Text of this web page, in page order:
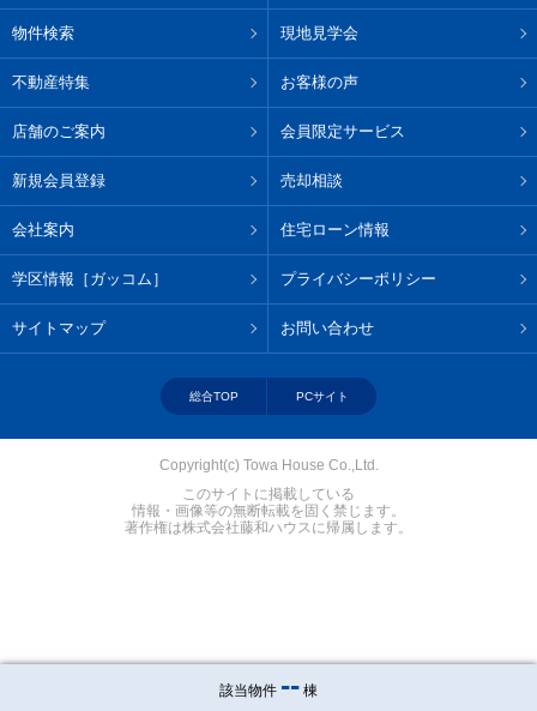
該当物件 -- 棟
物件検索 現地見学会
不動産特集 お客様の声
店舗のご案内 会員限定サービス
新規会員登録 売却相談
会社案内 住宅ローン情報
学区情報［ガッコム］ プライバシーポリシー
サイトマップ お問い合わせ
総合TOP PCサイト
Copyright(c) Towa House Co.,Ltd.
このサイトに掲載している
情報・画像等の無断転載を固く禁じます。
著作権は株式会社藤和ハウスに帰属します。